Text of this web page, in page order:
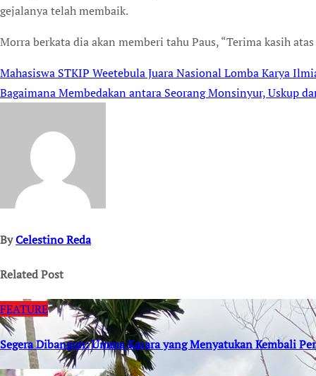
gejalanya telah membaik.
Morra berkata dia akan memberi tahu Paus, “Terima kasih
Post
navigation
Mahasiswa STKIP Weetebula Juara Nasional Lomba Karya
Bagaimana Membedakan antara Seorang Monsinyur, Uskup
ByCelestino Reda
Related Post
FEATURE
Segera Dibangun: Umma Karara yang Menyatukan Kembali